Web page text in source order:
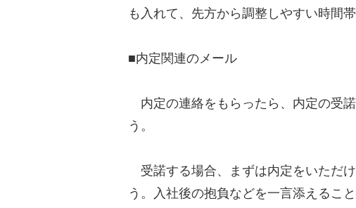
も入れて、先方から調整しやすい時間
■内定関連のメール
内定の連絡をもらったら、内定の受
う。
受諾する場合、まずは内定をいただ
う。入社後の抱負などを一言添えるこ